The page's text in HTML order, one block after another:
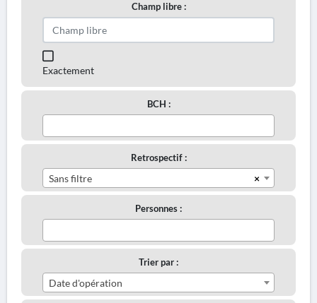
Champ libre :
Exactement
BCH :
Retrospectif :
×
Sans filtre
Personnes :
Trier par :
Date d'opération